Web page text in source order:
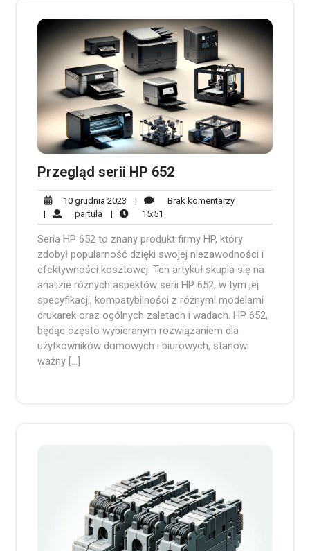
Przegląd serii HP 652
10 grudnia 2023 10
grudnia
2023
| Brak komentarzyBrak
| partula partula
| 15:51
Seria HP 652 to znany produkt firmy HP, który
zdobył popularność dzięki swojej niezawodności i
efektywności kosztowej. Ten artykuł skupia się na
analizie różnych aspektów serii HP 652, w tym jej
specyfikacji, kompatybilności z różnymi modelami
drukarek oraz ogólnych zaletach i wadach. HP 652,
będąc często wybieranym rozwiązaniem dla
użytkowników domowych i biurowych, stanowi
ważny […]